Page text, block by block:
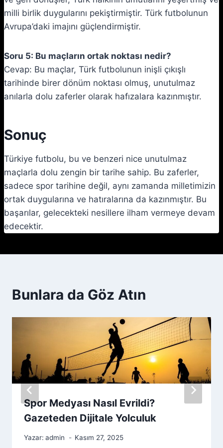
milli birlik duygularını pekiştirmiştir. Türk futbolunun
Avrupa’daki imajını güçlendirmiştir.
Soru 5: Bu maçların ortak noktası nedir?
Cevap: Bu maçlar, Türk futbolunun inişli çıkışlı
tarihinde birer dönüm noktası olmuş, unutulmaz
anılarla dolu zaferler olarak hafızalara kazınmıştır.
Sonuç
Türkiye futbolu, bu ve benzeri nice unutulmaz
maçlarla dolu zengin bir tarihe sahip. Bu zaferler,
sadece spor tarihine değil, aynı zamanda milletimizin
ortak duygularına ve hatıralarına da kazınmıştır. Bu
başarılar, gelecekteki nesillere ilham vermeye devam
edecektir.
Bunlara da Göz Atın
Spor Medyası Nasıl Evrildi?
Gazeteden Dijitale Yolculuk
Yazar: admin Kasım 27, 2025